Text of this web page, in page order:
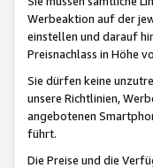
Werbeaktion auf der
einstellen und darauf
Preisnachlass in Höhe
Sie dürfen keine
unsere Richtlinien,
angebotenen
führt.
Die Preise und die